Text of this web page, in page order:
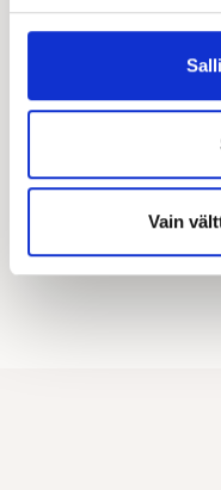
Vain
Hyödynnä
kampanjamme.
KATSO